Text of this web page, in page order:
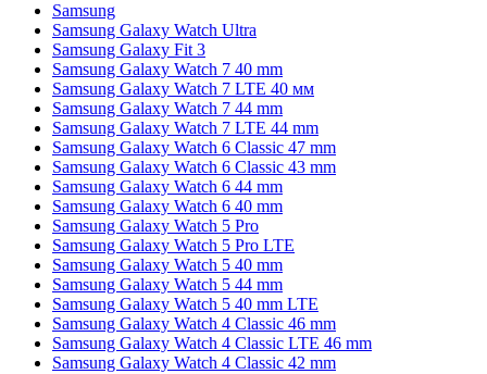
Samsung
Samsung Galaxy Watch Ultra
Samsung Galaxy Fit 3
Samsung Galaxy Watch 7 40 mm
Samsung Galaxy Watch 7 LTE 40 мм
Samsung Galaxy Watch 7 44 mm
Samsung Galaxy Watch 7 LTE 44 mm
Samsung Galaxy Watch 6 Classic 47 mm
Samsung Galaxy Watch 6 Classic 43 mm
Samsung Galaxy Watch 6 44 mm
Samsung Galaxy Watch 6 40 mm
Samsung Galaxy Watch 5 Pro
Samsung Galaxy Watch 5 Pro LTE
Samsung Galaxy Watch 5 40 mm
Samsung Galaxy Watch 5 44 mm
Samsung Galaxy Watch 5 40 mm LTE
Samsung Galaxy Watch 4 Classic 46 mm
Samsung Galaxy Watch 4 Classic LTE 46 mm
Samsung Galaxy Watch 4 Classic 42 mm